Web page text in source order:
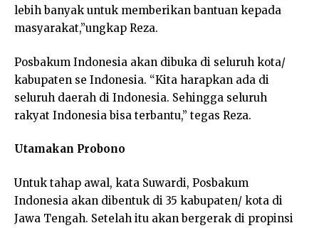
lebih banyak untuk memberikan bantuan kepada
masyarakat,”ungkap Reza.
Posbakum Indonesia akan dibuka di seluruh kota/
kabupaten se Indonesia. “Kita harapkan ada di
seluruh daerah di Indonesia. Sehingga seluruh
rakyat Indonesia bisa terbantu,” tegas Reza.
Utamakan Probono
Untuk tahap awal, kata Suwardi, Posbakum
Indonesia akan dibentuk di 35 kabupaten/ kota di
Jawa Tengah. Setelah itu akan bergerak di propinsi